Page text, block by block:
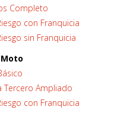
Completo
con Franquicia
sin Franquicia
Tercero Ampliado
con Franquicia